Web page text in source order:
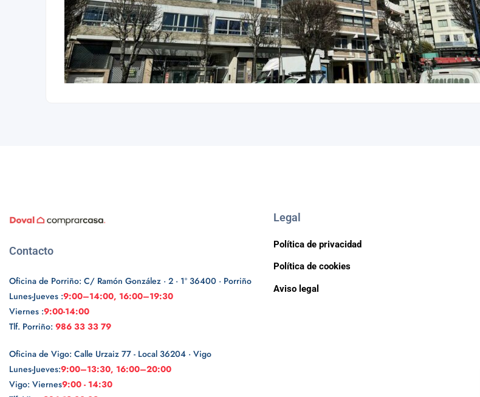
Contacto
Oficina de Porriño: C/ Ramón González · 2 · 1º 36400 · Porriño
Lunes-Jueves :9:00–14:00, 16:00–19:30
Viernes :9:00-14:00
Tlf. Porriño: 986 33 33 79
Oficina de Vigo: Calle Urzaiz 77 - Local 36204 · Vigo
Lunes-Jueves:9:00–13:30, 16:00–20:00
Vigo: Viernes9:00 - 14:30
Legal
Política de privacidad
Política de cookies
Aviso legal